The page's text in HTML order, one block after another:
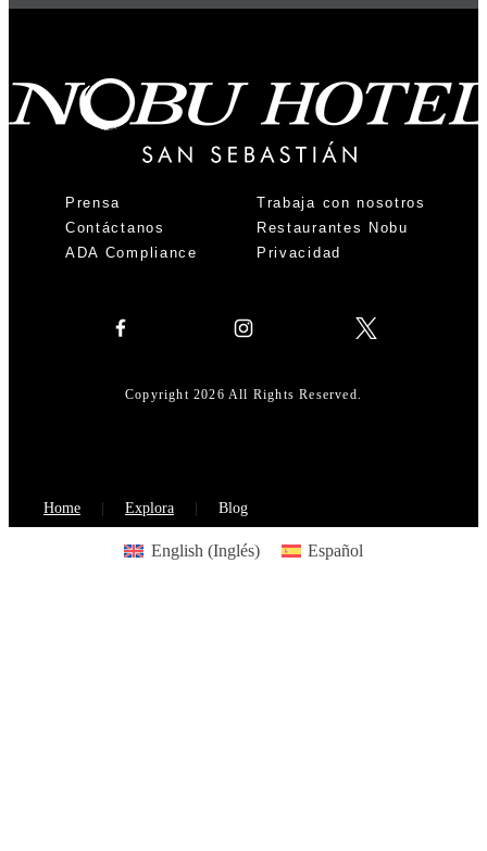
Prensa
Trabaja con nosotros
Contáctanos
Restaurantes Nobu
ADA Compliance
Privacidad
Copyright 2026 All Rights Reserved.
Home Explora Blog
English(Inglés) Español